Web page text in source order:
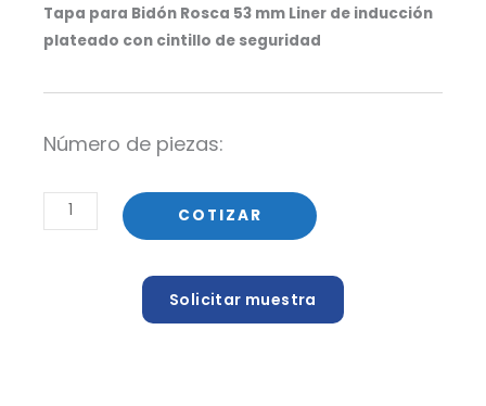
Tapa para Bidón Rosca 53 mm Liner de inducción
plateado con cintillo de seguridad
Número de piezas:
Tapa
para
COTIZAR
Solicitar muestra